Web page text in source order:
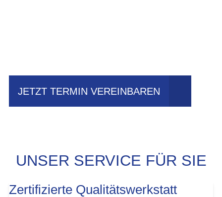
JETZT TERMIN VEREINBAREN
UNSER SERVICE FÜR SIE
Zertifizierte Qualitätswerkstatt